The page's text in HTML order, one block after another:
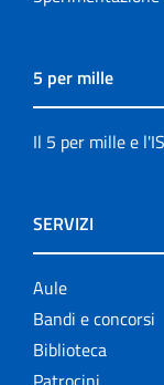
5 per mille
Il 5 per mille e
SERVIZI
Aule
Bandi e concorsi
Biblioteca